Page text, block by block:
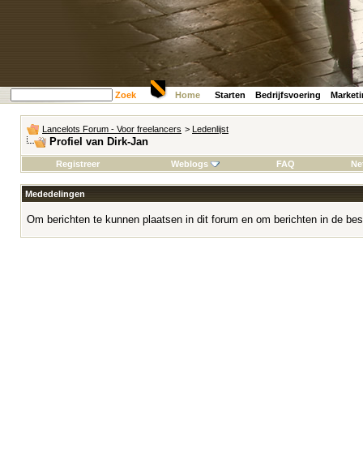
Zoek Home Starten Bedrijfsvoering
Lancelots Forum - Voor freelancers > Ledenlijst
Profiel van Dirk-Jan
Registreer Weblogs FAQ
Mededelingen
Om berichten te kunnen plaatsen in dit forum en om berichten in de